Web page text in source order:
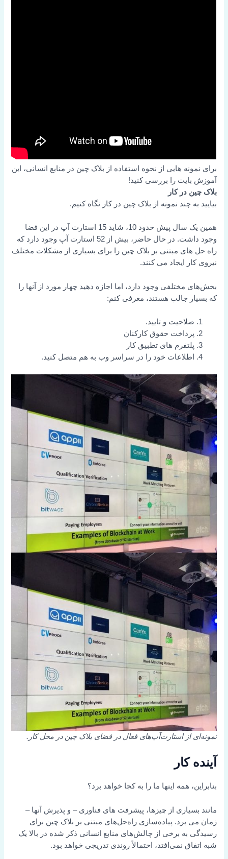
برای نمونه هایی از نحوه استفاده از بلاک چین در منابع انسانی، این
آموزش بایت را بررسی کنید!
بلاک چین در کار
بیایید به چند نمونه از بلاک چین در کار نگاه کنیم.
همین یک سال پیش حدود 10، شاید 15 استارت آپ در این فضا
وجود داشت.
در حال حاضر، بیش از 52 استارت آپ وجود دارد که
راه حل های مبتنی بر بلاک چین را برای بسیاری از مشکلات مختلف
نیروی کار ایجاد می کنند.
بخش‌های مختلفی وجود دارد، اما اجازه دهید چهار مورد از آنها را
که بسیار جالب هستند، معرفی کنم:
صلاحیت و تایید.
پرداخت حقوق کارکنان
پلتفرم های تطبیق کار
اطلاعات خود را در سراسر وب به هم متصل کنید.
نمونه‌ای از استارت‌آپ‌های فعال در فضای بلاک چین در محل کار.
آینده کار
بنابراین، همه اینها ما را به کجا خواهد برد؟
مانند بسیاری از چیزها، پیشرفت های فناوری – و پذیرش آنها –
زمان می برد. پیاده‌سازی راه‌حل‌های مبتنی بر بلاک چین برای
رسیدگی به برخی از چالش‌های منابع انسانی ذکر شده در بالا یک
شبه اتفاق نمی‌افتد، احتمالاً روندی تدریجی خواهد بود.